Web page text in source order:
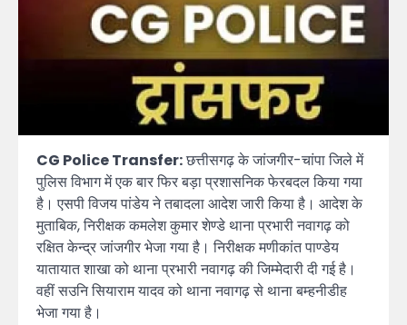
CG Police Transfer:छत्तीसगढ़ के जांजगीर-चांपा जिले में
पुलिस विभाग में एक बार फिर बड़ा प्रशासनिक फेरबदल किया गया
है। एसपी विजय पांडेय ने तबादला आदेश जारी किया है। आदेश के
मुताबिक, निरीक्षक कमलेश कुमार शेण्डे थाना प्रभारी नवागढ़ को
रक्षित केन्द्र जांजगीर भेजा गया है। निरीक्षक मणीकांत पाण्डेय
यातायात शाखा को थाना प्रभारी नवागढ़ की जिम्मेदारी दी गई है।
वहीं सउनि सियाराम यादव को थाना नवागढ़ से थाना बम्हनीडीह
भेजा गया है।